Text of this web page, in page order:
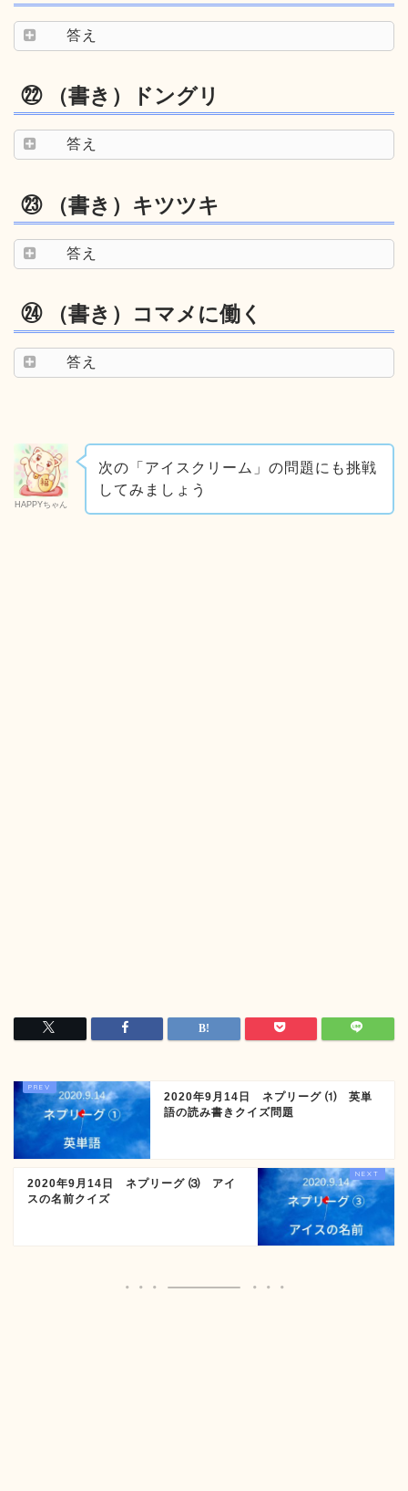
答え
㉒ （書き）ドングリ
答え
㉓ （書き）キツツキ
答え
㉔ （書き）コマメに働く
答え
HAPPYちゃん
次の「アイスクリーム」の問題にも挑戦
してみましょう
2020年9月14日 ネプリーグ ⑴ 英単
語の読み書きクイズ問題
2020年9月14日 ネプリーグ ⑶ アイ
スの名前クイズ